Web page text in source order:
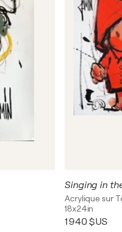
Singing in
Acrylique sur
18x24in
1 940 $US